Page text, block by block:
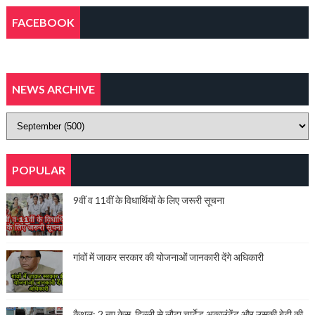
FACEBOOK
NEWS ARCHIVE
POPULAR
9वीं व 11वीं के विधार्थियों के लिए जरूरी सूचना
गांवों में जाकर सरकार की योजनाओं जानकारी देंगे अधिकारी